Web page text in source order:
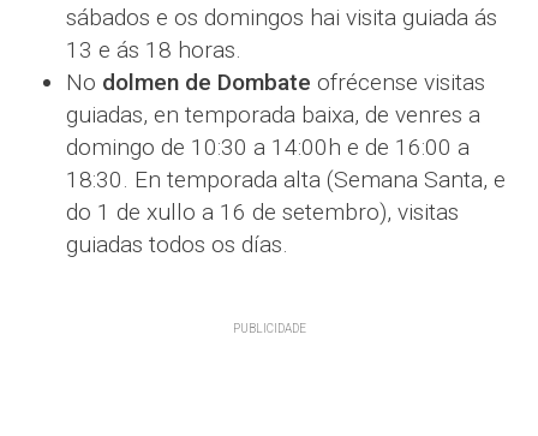
sábados e os domingos hai visita guiada ás
13 e ás 18 horas.
No dolmen de Dombate ofrécense visitas
guiadas, en temporada baixa, de venres a
domingo de 10:30 a 14:00h e de 16:00 a
18:30. En temporada alta (Semana Santa, e
do 1 de xullo a 16 de setembro), visitas
guiadas todos os días.